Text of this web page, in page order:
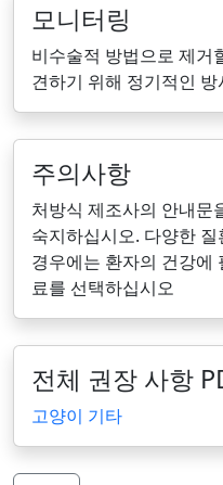
모니터링
비수술적 방법으로 제거
견하기 위해 정기적인
주의사항
처방식 제조사의 안내문
숙지하십시오. 다양한
경우에는 환자의 건강에
료를 선택하십시오
전체 권장 사항
고양이 기타